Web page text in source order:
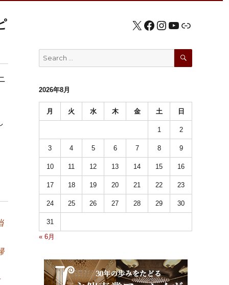
X Facebook
Instagram
YouTube
公式HP
Search
for:
SEARCH
2026年8月
月 火 水 木 金 土 日
1 2
3 4 5 6 7 8 9
10 11 12 13 14 15 16
17 18 19 20 21 22 23
24 25 26 27 28 29 30
31
« 6月